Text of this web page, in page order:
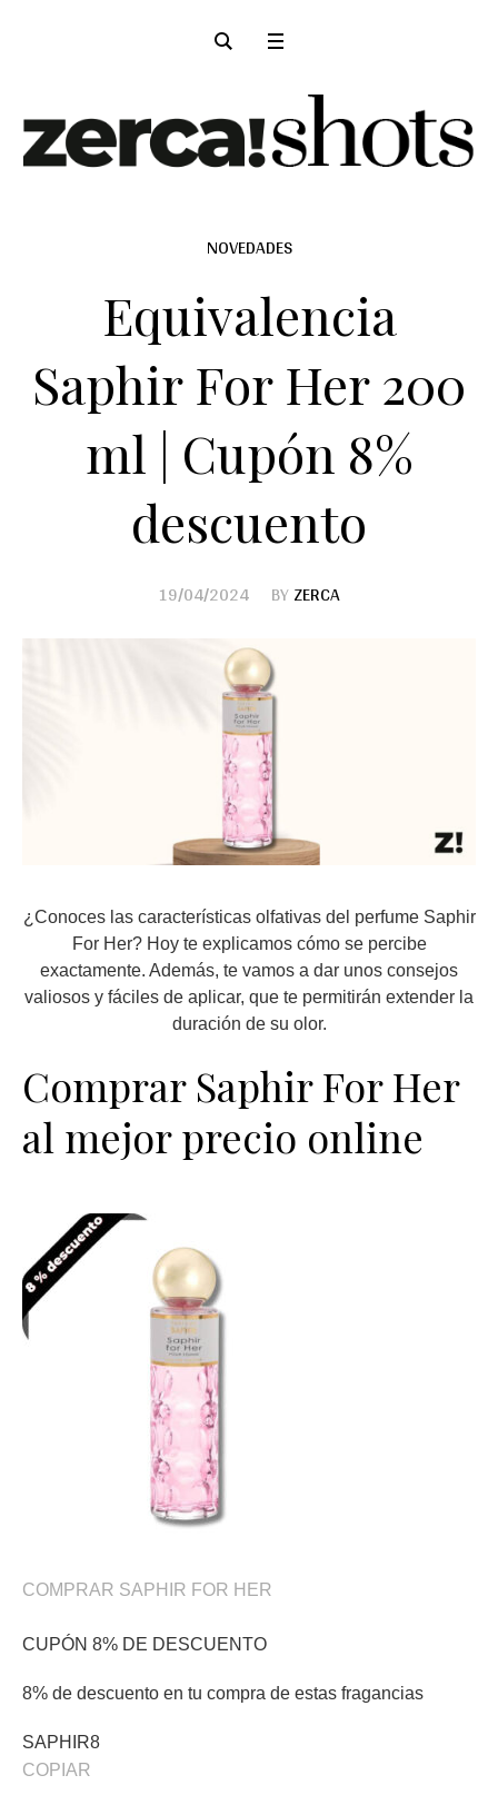
NOVEDADES
Equivalencia
Saphir For Her 200
ml | Cupón 8%
descuento
19/04/2024 BYZERCA
¿Conoces las características olfativas del perfume Saphir
For Her? Hoy te explicamos cómo se percibe
exactamente. Además, te vamos a dar unos consejos
valiosos y fáciles de aplicar, que te permitirán extender la
duración de su olor.
Comprar Saphir For Her
al mejor precio online
COMPRAR SAPHIR FOR HER
CUPÓN 8% DE DESCUENTO
8% de descuento en tu compra de estas fragancias
SAPHIR8
COPIAR